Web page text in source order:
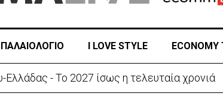
ΠΑΛΑΙΟΛΟΓΙΟ I LOVE STYLE ECONOMY
- Το 2027 ίσως η τελευταία χρονιά